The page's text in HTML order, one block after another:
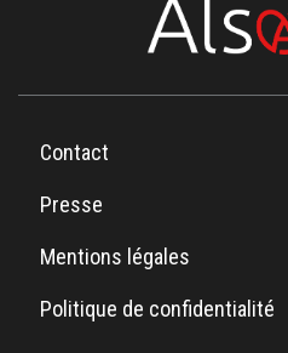
Contact
Presse
Mentions légales
Politique de confidentialité